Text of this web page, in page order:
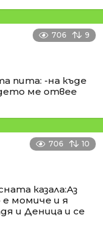
706 9
пита: -на къде
ме отвее
706 10
казала:Аз
момиче и я
и Деница и се